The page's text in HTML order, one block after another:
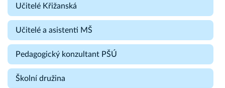
Učitelé Křižanská
Učitelé a asistenti MŠ
Pedagogický konzultant PŠÚ
Školní družina